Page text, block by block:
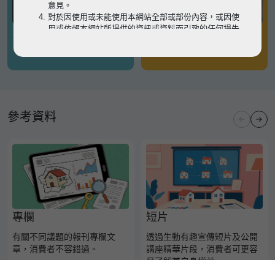
有關凶宅
參考資料
專欄
有關不同議題的報刊專欄文
章，消費者不容錯過。
短片
透過生動有趣宣傳短片及公開
講座精華片段，消費者可更容
意見。
對於因使用或未能使用本網站全部或部份內容，或因使
用或依賴本網站所提供的資訊或資料而引致的任何損失
瀏覽以細閱本網站使用條款的完整版本。如有任